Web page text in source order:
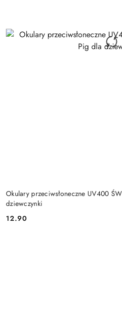
Okulary przeciwsłoneczne UV400
dziewczynki
Cena:
12.90